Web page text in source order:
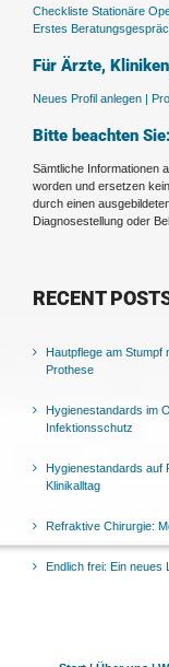
Checkliste Stationäre
Erstes
Für Ärzte,
Neues Profil anlegen |
Bitte beachten Sie:
Sämtliche Informationen
worden und ersetzen
durch einen
Diagnosestellung oder
RECENT
Hautpflege am Stumpf
Prothese
Hygienestandards im
Infektionsschutz
Hygienestandards auf
Klinikalltag
Refraktive Chirurgie:
Endlich frei: Ein neues